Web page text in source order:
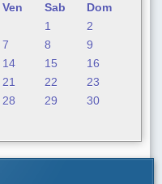
Ven Sab
Dom
1
2
7 8
9
14 15
16
21 22
23
28 29
30